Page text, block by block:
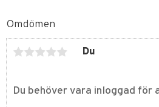
Omdömen
Du